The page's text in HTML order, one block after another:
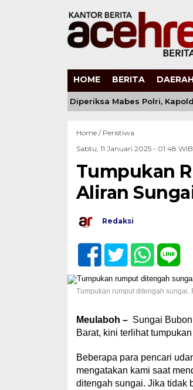
HOME BERITA DAERAH
Andi Kirana Diperiksa Mabes Polri,
Home / Peristiwa
Sabtu, 11 Januari 2025 - 01:48 WIB
Tumpukan
Aliran
Redaksi
Tumpukan rumput ditengah sungai.
Meulaboh – Sungai
Barat, kini terlihat
Beberapa para pencari
mengatakan kami saat
ditengah sungai. Jika tidak